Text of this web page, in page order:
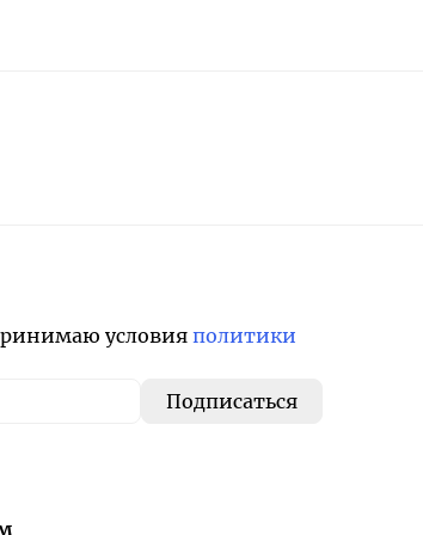
условияполитики